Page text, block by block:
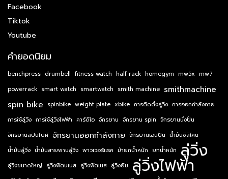
Facebook
Tiktok
Youtube
คำยอดนิยม
benchpress drumbell fitness watch half rack homegym mw5x mw7
powerrack smart watch smartwatch smith machine smithmachine
spin bike spinbike weight plate xbike การติดตั้งลู่วิ่ง การออกกำลังกาย
การใช้ลู่วิ่ง การใช้ลู่วิ่งไฟฟ้า คาร์ดิโอ จักรยาน จักรยาน spin จักรยานนั่งปั่น
จักรยานสปินไบค์ จักรยานออกกำลังกาย จักรยานเอนปั่น น้ำมันซิลิโคน
น้ำมันลู่วิ่ง น้ำมันสายพานลู่วิ่ง พาวเวอร์แรค ม้ายกน้ำหนัก ยกน้ำหนัก ลู่วิ่ง
ลู่วิ่งขนาดใหญ่ ลู่วิ่งฟิตนเนส ลู่วิ่งฟิตเนส ลู่วิ่งยิม ลู่วิ่งไฟฟ้า